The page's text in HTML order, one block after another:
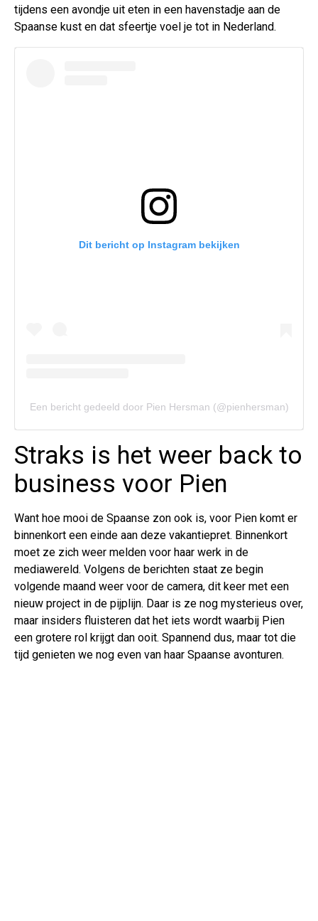
tijdens een avondje uit eten in een havenstadje aan de
Spaanse kust en dat sfeertje voel je tot in Nederland.
Dit bericht op Instagram bekijken
Een bericht gedeeld door Pien Hersman (@pienhersman)
Straks is het weer back to
business voor Pien
Want hoe mooi de Spaanse zon ook is, voor Pien komt er
binnenkort een einde aan deze vakantiepret. Binnenkort
moet ze zich weer melden voor haar werk in de
mediawereld. Volgens de berichten staat ze begin
volgende maand weer voor de camera, dit keer met een
nieuw project in de pijplijn. Daar is ze nog mysterieus over,
maar insiders fluisteren dat het iets wordt waarbij Pien
een grotere rol krijgt dan ooit. Spannend dus, maar tot die
tijd genieten we nog even van haar Spaanse avonturen.